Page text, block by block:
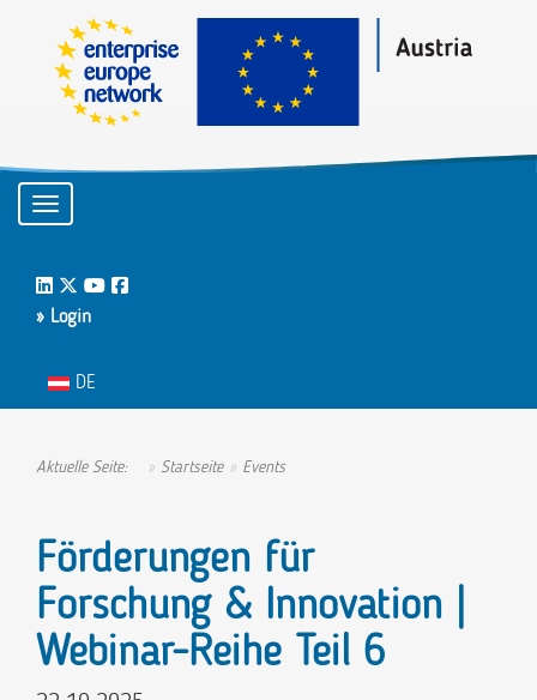
Toggle navigation
LinkedIn
Twitter
Youtube
Facebook
» Login
Sprache auswählen
DE
Aktuelle Seite: Startseite Events
Förderungen für
Forschung & Innovation |
Webinar-Reihe Teil 6